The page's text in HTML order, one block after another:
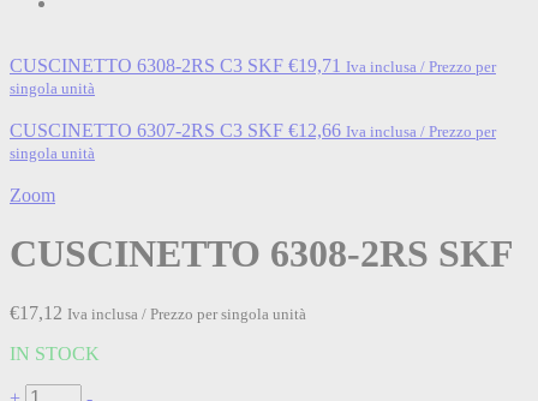
CUSCINETTO 6308-2RS C3 SKF €19,71 Iva inclusa / Prezzo per
singola unità
CUSCINETTO 6307-2RS C3 SKF €12,66 Iva inclusa / Prezzo per
singola unità
Zoom
CUSCINETTO 6308-2RS SKF
€17,12 Iva inclusa / Prezzo per singola unità
IN STOCK
CUSCINETTO